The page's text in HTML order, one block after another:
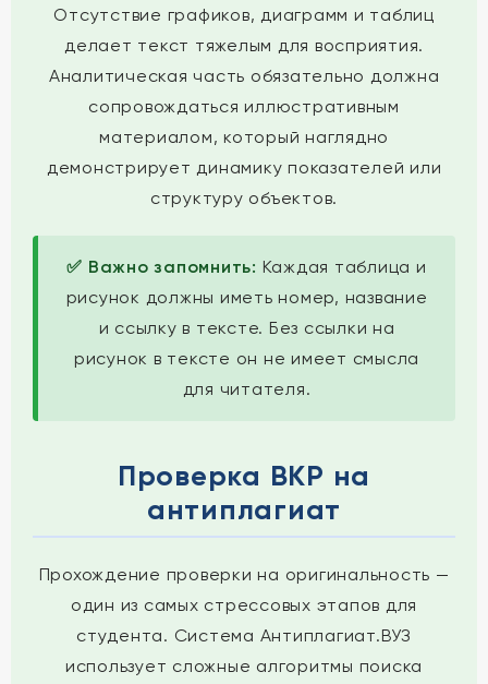
Отсутствие графиков, диаграмм и таблиц
делает текст тяжелым для восприятия.
Аналитическая часть обязательно должна
сопровождаться иллюстративным
материалом, который наглядно
демонстрирует динамику показателей или
структуру объектов.
✅ Важно запомнить: Каждая таблица и
рисунок должны иметь номер, название
и ссылку в тексте. Без ссылки на
рисунок в тексте он не имеет смысла
для читателя.
Проверка ВКР на
антиплагиат
Прохождение проверки на оригинальность —
один из самых стрессовых этапов для
студента. Система Антиплагиат.ВУЗ
использует сложные алгоритмы поиска